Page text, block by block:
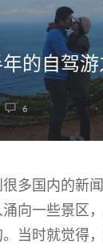
的自驾
6
多国内的新
向一些景区
当时就觉得